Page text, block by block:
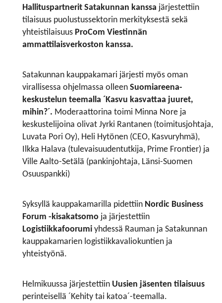
Hallituspartnerit Satakunnan kanssa järjestettiin
tilaisuus puolustussektorin merkityksestä sekä
yhteistilaisuus ProCom Viestinnän
ammattilaisverkoston kanssa.
Satakunnan kauppakamari järjesti myös oman
virallisessa ohjelmassa olleen Suomiareena-
keskustelun teemalla ´Kasvu kasvattaa juuret,
mihin?´. Moderaattorina toimi Minna Nore ja
keskustelijoina olivat Jyrki Rantanen (toimitusjohtaja,
Luvata Pori Oy), Heli Hytönen (CEO, Kasvuryhmä),
Ilkka Halava (tulevaisuudentutkija, Prime Frontier) ja
Ville Aalto-Setälä (pankinjohtaja, Länsi-Suomen
Osuuspankki)
Syksyllä kauppakamarilla pidettiin Nordic Business
Forum -kisakatsomo ja järjestettiin
Logistiikkafoorumi yhdessä Rauman ja Satakunnan
kauppakamarien logistiikkavaliokuntien ja
yhteistyönä.
Helmikuussa järjestettiin Uusien jäsenten tilaisuus
perinteisellä ´Kehity tai katoa´-teemalla.